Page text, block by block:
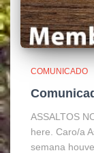
COMUNICADO
ASSALTOS
here. Caro/a
semana